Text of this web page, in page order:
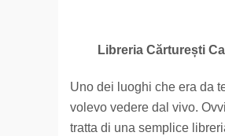
Libreria Cărturești
Uno dei luoghi che era da
volevo vedere dal vivo.
tratta di una semplice